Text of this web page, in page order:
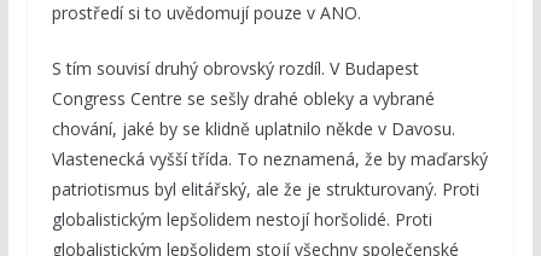
prostředí si to uvědomují pouze v ANO.
S tím souvisí druhý obrovský rozdíl. V Budapest
Congress Centre se sešly drahé obleky a vybrané
chování, jaké by se klidně uplatnilo někde v Davosu.
Vlastenecká vyšší třída. To neznamená, že by maďarský
patriotismus byl elitářský, ale že je strukturovaný. Proti
globalistickým lepšolidem nestojí horšolidé. Proti
globalistickým lepšolidem stojí všechny společenské